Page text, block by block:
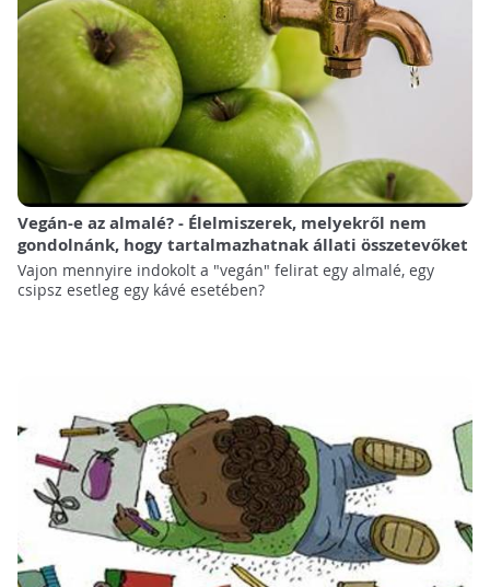
Vegán-e az almalé? - Élelmiszerek, melyekről nem
gondolnánk, hogy tartalmazhatnak állati összetevőket
Vajon mennyire indokolt a "vegán" felirat egy almalé, egy
csipsz esetleg egy kávé esetében?